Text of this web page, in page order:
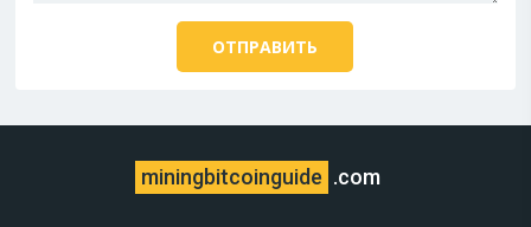
miningbitcoinguide .com